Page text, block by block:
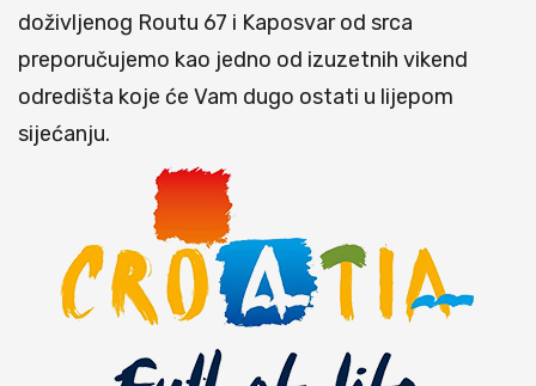
doživljenog Routu 67 i Kaposvar od srca
preporučujemo kao jedno od izuzetnih vikend
odredišta koje će Vam dugo ostati u lijepom
sijećanju.